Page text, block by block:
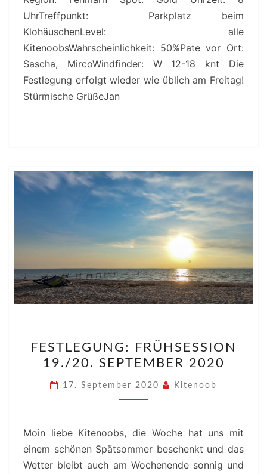
UhrTreffpunkt: Parkplatz beim
KlohäuschenLevel: alle
KitenoobsWahrscheinlichkeit: 50%Pate vor Ort:
Sascha, MircoWindfinder: W 12-18 knt Die
Festlegung erfolgt wieder wie üblich am Freitag!
Stürmische GrüßeJan
FRÜHSESSION
19./20.
SEPTEMBER
2020
FESTLEGUNG: FRÜHSESSION
19./20. SEPTEMBER 2020
17. September 2020 Kitenoob
Moin liebe Kitenoobs, die Woche hat uns mit
einem schönen Spätsommer beschenkt und das
Wetter bleibt auch am Wochenende sonnig und